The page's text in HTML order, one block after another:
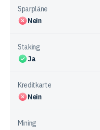
Sparpläne
Nein
Staking
Ja
Kreditkarte
Nein
Mining